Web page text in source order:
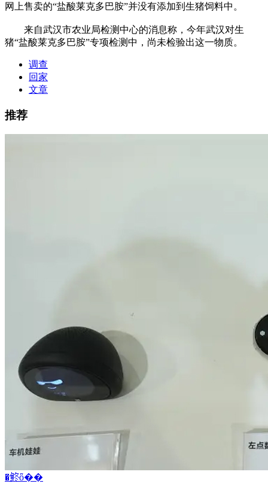
网上售卖的“盐酸莱克多巴胺”并没有添加到生猪饲料中。
来自武汉市农业局检测中心的消息称，今年武汉对生
猪“盐酸莱克多巴胺”专项检测中，尚未检验出这一物质。
调查
回家
文章
推荐
�鿴ȫ��